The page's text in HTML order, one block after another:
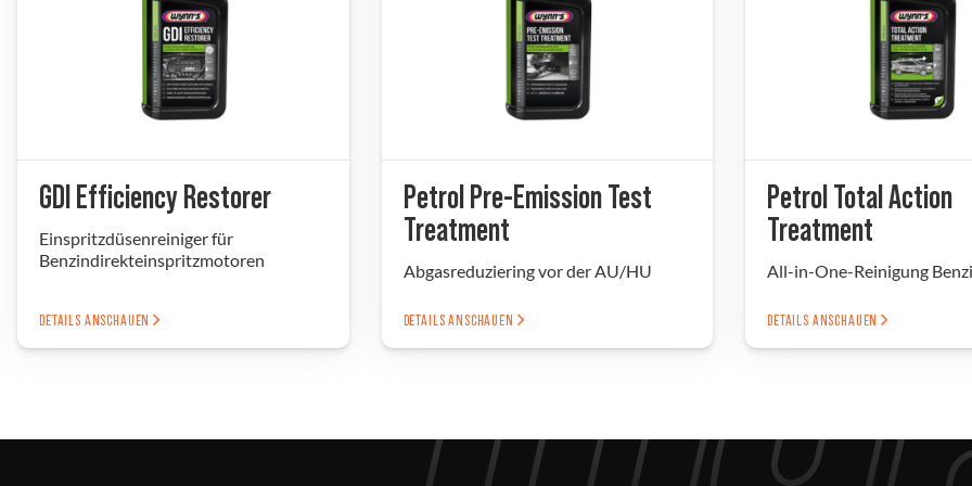
GDI Efficiency Restorer
Einspritzdüsenreiniger für
Benzindirekteinspritzmotoren
DETAILS ANSCHAUEN
Petrol Pre-Emission Test
Treatment
Abgasreduziering vor der AU/HU
DETAILS ANSCHAUEN
Petrol Total Action
Treatment
All-in-One-Reinigung
DETAILS ANSCHAUEN